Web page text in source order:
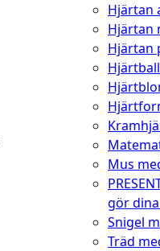
Hjärtan
Hjärtan
Hjärtan
Mus
gör
Snigel
Träd